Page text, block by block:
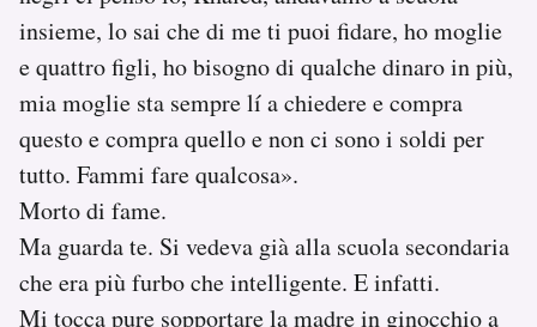
insieme, lo sai che di me ti puoi fidare, ho moglie
e quattro figli, ho bisogno di qualche dinaro in più,
mia moglie sta sempre lí a chiedere e compra
questo e compra quello e non ci sono i soldi per
tutto. Fammi fare qualcosa».
Morto di fame.
Ma guarda te. Si vedeva già alla scuola secondaria
che era più furbo che intelligente. E infatti.
Mi tocca pure sopportare la madre in ginocchio a